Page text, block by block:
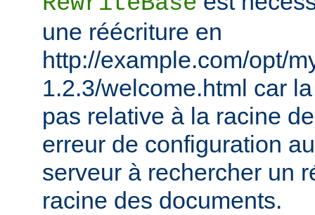
une réécriture en
http://example.com/opt/
1.2.3/welcome.html car
pas relative à la racine
erreur de configuration
serveur à rechercher un
racine des documents.